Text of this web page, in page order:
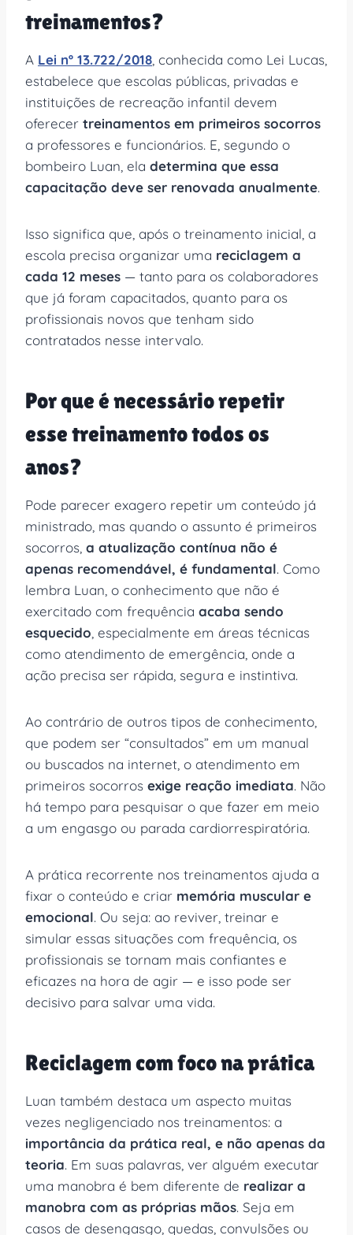
treinamentos?
A Lei nº 13.722/2018 , conhecida como Lei Lucas,
estabelece que escolas públicas, privadas e
instituições de recreação infantil devem
oferecer treinamentos em primeiros socorros
a professores e funcionários. E, segundo o
bombeiro Luan, ela determina que essa
capacitação deve ser renovada anualmente.
Isso significa que, após o treinamento inicial, a
escola precisa organizar uma reciclagem a
cada 12 meses — tanto para os colaboradores
que já foram capacitados, quanto para os
profissionais novos que tenham sido
contratados nesse intervalo.
Por que é necessário repetir
esse treinamento todos os
anos?
Pode parecer exagero repetir um conteúdo já
ministrado, mas quando o assunto é primeiros
socorros, a atualização contínua não é
apenas recomendável, é fundamental. Como
lembra Luan, o conhecimento que não é
exercitado com frequência acaba sendo
esquecido , especialmente em áreas técnicas
como atendimento de emergência, onde a
ação precisa ser rápida, segura e instintiva.
Ao contrário de outros tipos de conhecimento,
que podem ser “consultados” em um manual
ou buscados na internet, o atendimento em
primeiros socorros exige reação imediata. Não
há tempo para pesquisar o que fazer em meio
a um engasgo ou parada cardiorrespiratória.
A prática recorrente nos treinamentos ajuda a
fixar o conteúdo e criar memória muscular e
emocional. Ou seja: ao reviver, treinar e
simular essas situações com frequência, os
profissionais se tornam mais confiantes e
eficazes na hora de agir — e isso pode ser
decisivo para salvar uma vida.
Reciclagem com foco na prática
Luan também destaca um aspecto muitas
vezes negligenciado nos treinamentos: a
importância da prática real, e não apenas da
teoria. Em suas palavras, ver alguém executar
uma manobra é bem diferente de realizar a
manobra com as próprias mãos. Seja em
casos de desengasgo, quedas, convulsões ou